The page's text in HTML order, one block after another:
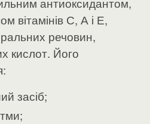
вітамінів С, А і Е,
речовин,
кислот. Його
засіб;